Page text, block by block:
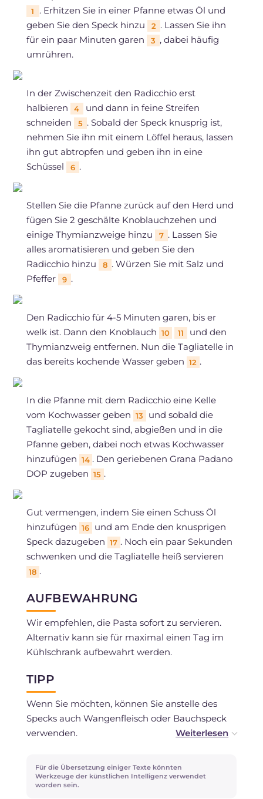
1
. Erhitzen Sie in einer Pfanne etwas Öl und
geben Sie den Speck hinzu
2 . Lassen Sie ihn
für ein paar Minuten garen
3 , dabei häufig
umrühren.
In der Zwischenzeit den Radicchio erst
halbieren
4
und dann in feine Streifen
schneiden
5 . Sobald der Speck knusprig ist,
nehmen Sie ihn mit einem Löffel heraus, lassen
ihn gut abtropfen und geben ihn in eine
Schüssel
6 .
Stellen Sie die Pfanne zurück auf den Herd und
fügen Sie 2 geschälte Knoblauchzehen und
einige Thymianzweige hinzu
7 . Lassen Sie
alles aromatisieren und geben Sie den
Radicchio hinzu
8 . Würzen Sie mit Salz und
Pfeffer
9 .
Den Radicchio für 4-5 Minuten garen, bis er
welk ist. Dann den Knoblauch 10 11
und den
Thymianzweig entfernen. Nun die Tagliatelle in
das bereits kochende Wasser geben 12 .
In die Pfanne mit dem Radicchio eine Kelle
vom Kochwasser geben 13
und sobald die
Tagliatelle gekocht sind, abgießen und in die
Pfanne geben, dabei noch etwas Kochwasser
hinzufügen 14 . Den geriebenen Grana Padano
DOP zugeben 15 .
Gut vermengen, indem Sie einen Schuss Öl
hinzufügen 16
und am Ende den knusprigen
Speck dazugeben 17 . Noch ein paar Sekunden
schwenken und die Tagliatelle heiß servieren
18 .
AUFBEWAHRUNG
Wir empfehlen, die Pasta sofort zu servieren.
Alternativ kann sie für maximal einen Tag im
Kühlschrank aufbewahrt werden.
TIPP
Wenn Sie möchten, können Sie anstelle des
Specks auch Wangenfleisch oder Bauchspeck
verwenden.
Passen Sie die Salzmenge im Rezept gut an, da
Für die Übersetzung einiger Texte könnten
Werkzeuge der künstlichen Intelligenz verwendet
worden sein.